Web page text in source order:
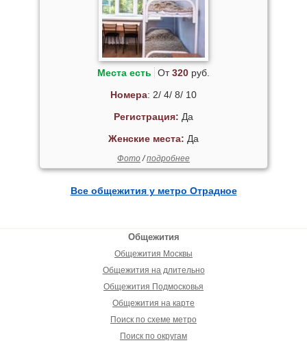
Места есть От320руб.
Номера: 2/ 4/ 8/ 10
Регистрация: Да
Женские места: Да
Фото/подробнее
Все общежития у метро Отрадное
Общежития
Общежития Москвы
Общежития на длительно
Общежития Подмосковья
Общежития на карте
Поиск по схеме метро
Поиск по округам